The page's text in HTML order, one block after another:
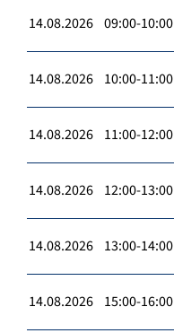
14.08.2026 09:00-10:00
14.08.2026 10:00-11:00
14.08.2026 11:00-12:00
14.08.2026 12:00-13:00
14.08.2026 13:00-14:00
14.08.2026 15:00-16:00